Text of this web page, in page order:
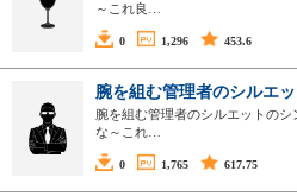
～これ良…
0 1,296 453.6
腕を組む管理者のシルエ
腕を組む管理者のシルエットの
な～これ…
0 1,765 617.75